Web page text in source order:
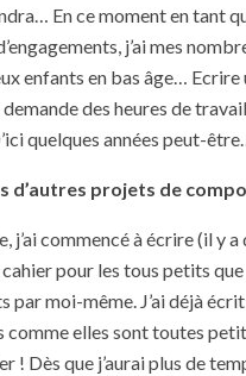
En ce moment en tant
j’ai mes
enfants en bas âge…
des heures de travail
quelques années peut-
d’autres projets de
j’ai commencé à écrire (il y
cahier pour les tous petits
par moi-même. J’ai déjà
comme elles sont toutes
! Dès que j’aurai plus de